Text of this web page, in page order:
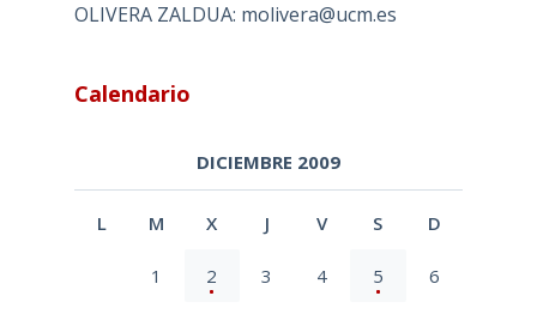
OLIVERA ZALDUA: molivera@ucm.es
Calendario
DICIEMBRE 2009
L M X J V S D
1 2 3 4 5 6